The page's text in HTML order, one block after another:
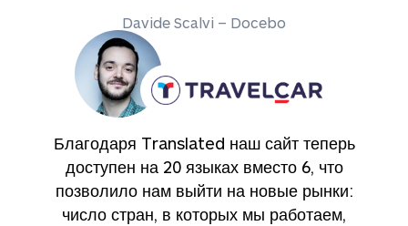
Davide Scalvi – Docebo
Благодаря Translated наш сайт теперь
доступен на 20 языках вместо 6, что
позволило нам выйти на новые рынки:
число стран, в которых мы работаем,